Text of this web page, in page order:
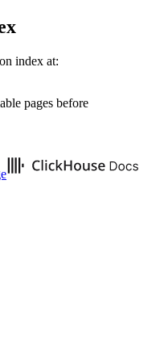
index at:
pages before